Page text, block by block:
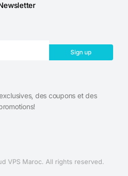
Sign up
des coupons et des
VPS Maroc. All rights reserved.